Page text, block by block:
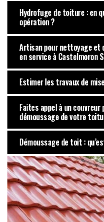
Hydrofuge de toiture : en
opération ?
Artisan pour nettoyage et
en service à Castelmoron
Estimer les travaux de
Faites appel à un
démoussage de votre
Démoussage de toit :